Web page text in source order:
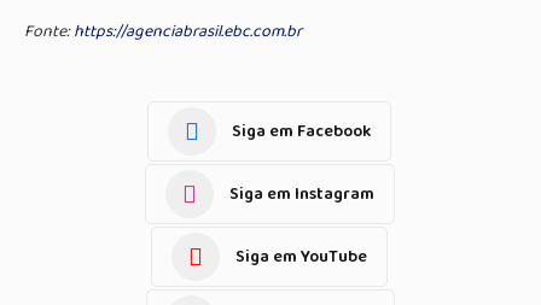
Fonte:https://agenciabrasil.ebc.com.br
Siga em Facebook
Siga em Instagram
Siga em YouTube